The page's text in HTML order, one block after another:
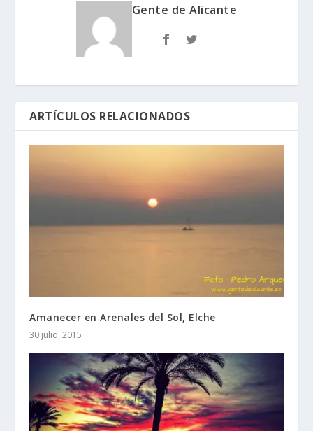
Gente de Alicante
ARTÍCULOS RELACIONADOS
Amanecer en Arenales del Sol, Elche
30 julio, 2015